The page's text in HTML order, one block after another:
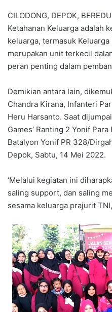
CILODONG, DEPOK,
Ketahanan Keluarga adalah
keluarga, termasuk
merupakan unit terkecil
peran penting dalam
Demikian antara lain,
Chandra Kirana, Infanteri
Heru Harsanto. Saat
Games’ Ranting 2 Yonif
Batalyon Yonif PR 328/
Depok, Sabtu, 14 Mei 2022.
‘Melalui kegiatan ini
saling support, dan saling
sesama keluarga prajurit